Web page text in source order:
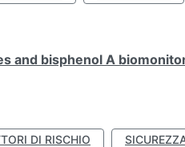
and bisphenol A
DI RISCHIO